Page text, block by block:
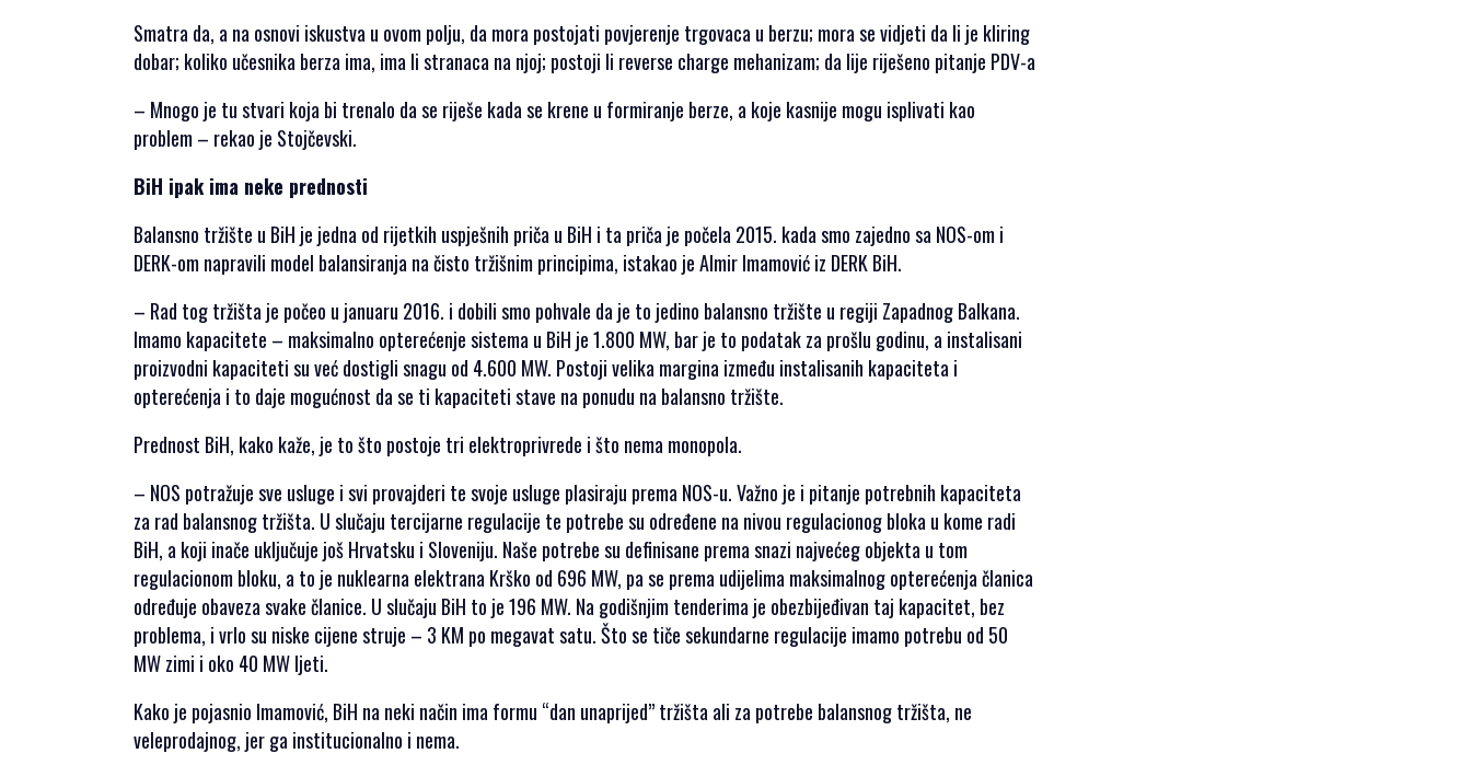
Smatra da, a na osnovi iskustva u ovom polju, da mora postojati povjerenje trgovaca u berzu; mora se vidjeti da li je kliring
dobar; koliko učesnika berza ima, ima li stranaca na njoj; postoji li reverse charge mehanizam; da lije riješeno pitanje PDV-a
– Mnogo je tu stvari koja bi trenalo da se riješe kada se krene u formiranje berze, a koje kasnije mogu isplivati kao
problem – rekao je Stojčevski.
BiH ipak ima neke prednosti
Balansno tržište u BiH je jedna od rijetkih uspješnih priča u BiH i ta priča je počela 2015. kada smo zajedno sa NOS-om i
DERK-om napravili model balansiranja na čisto tržišnim principima, istakao je Almir Imamović iz DERK BiH.
– Rad tog tržišta je počeo u januaru 2016. i dobili smo pohvale da je to jedino balansno tržište u regiji Zapadnog Balkana.
Imamo kapacitete – maksimalno opterećenje sistema u BiH je 1.800 MW, bar je to podatak za prošlu godinu, a instalisani
proizvodni kapaciteti su već dostigli snagu od 4.600 MW. Postoji velika margina između instalisanih kapaciteta i
opterećenja i to daje mogućnost da se ti kapaciteti stave na ponudu na balansno tržište.
Prednost BiH, kako kaže, je to što postoje tri elektroprivrede i što nema monopola.
– NOS potražuje sve usluge i svi provajderi te svoje usluge plasiraju prema NOS-u. Važno je i pitanje potrebnih kapaciteta
za rad balansnog tržišta. U slučaju tercijarne regulacije te potrebe su određene na nivou regulacionog bloka u kome radi
BiH, a koji inače uključuje još Hrvatsku i Sloveniju. Naše potrebe su definisane prema snazi najvećeg objekta u tom
regulacionom bloku, a to je nuklearna elektrana Krško od 696 MW, pa se prema udijelima maksimalnog opterećenja članica
određuje obaveza svake članice. U slučaju BiH to je 196 MW. Na godišnjim tenderima je obezbijeđivan taj kapacitet, bez
problema, i vrlo su niske cijene struje – 3 KM po megavat satu. Što se tiče sekundarne regulacije imamo potrebu od 50
MW zimi i oko 40 MW ljeti.
Kako je pojasnio Imamović, BiH na neki način ima formu “dan unaprijed” tržišta ali za potrebe balansnog tržišta, ne
veleprodajnog, jer ga institucionalno i nema.